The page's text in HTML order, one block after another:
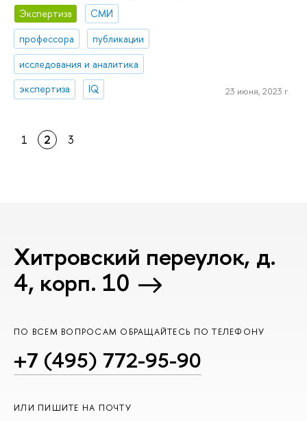
Экспертиза
СМИ
профессора
публикации
исследования и аналитика
экспертиза
IQ 23 июня, 2023 г.
1 2 3
Хитровский переулок, д.
4, корп. 10
ПО ВСЕМ ВОПРОСАМ ОБРАЩАЙТЕСЬ ПО ТЕЛЕФОНУ
+7 (495) 772-95-90
ИЛИ ПИШИТЕ НА ПОЧТУ